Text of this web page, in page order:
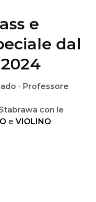
e
dal
- Professore
con le
e VIOLINO